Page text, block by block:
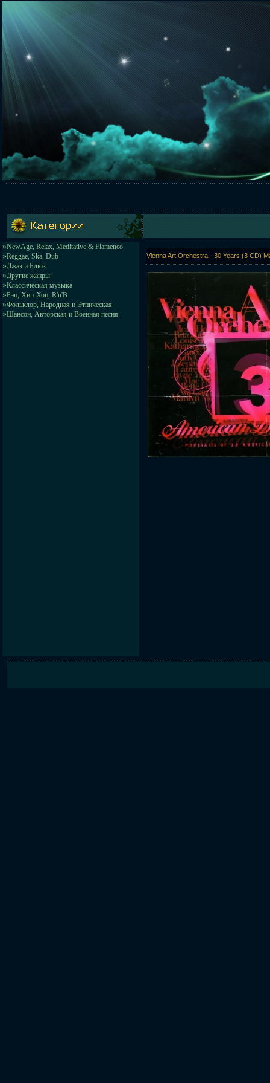
»NewAge, Relax, Meditative & Flamenco
»Reggae, Ska, Dub
»Джаз и Блюз
»Другие жанры
»Классическая музыка
»Рэп, Хип-Хоп, R'n'B
»Фольклор, Народная и Этническая
»Шансон, Авторская и Военная песня
Vienna Art Orchestra - 30 Years (3 CD)